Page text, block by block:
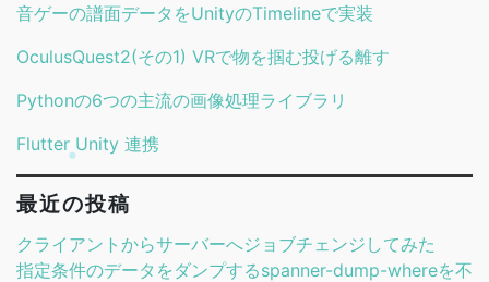
音ゲーの譜面データをUnityのTimelineで実装
OculusQuest2(その1) VRで物を掴む投げる離す
Pythonの6つの主流の画像処理ライブラリ
Flutter Unity 連携
最近の投稿
クライアントからサーバーへジョブチェンジしてみた
指定条件のデータをダンプするspanner-dump-whereを不